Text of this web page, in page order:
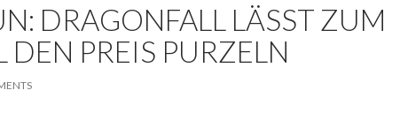
DRAGONFALL LÄSST ZUM
DEN PREIS PURZELN